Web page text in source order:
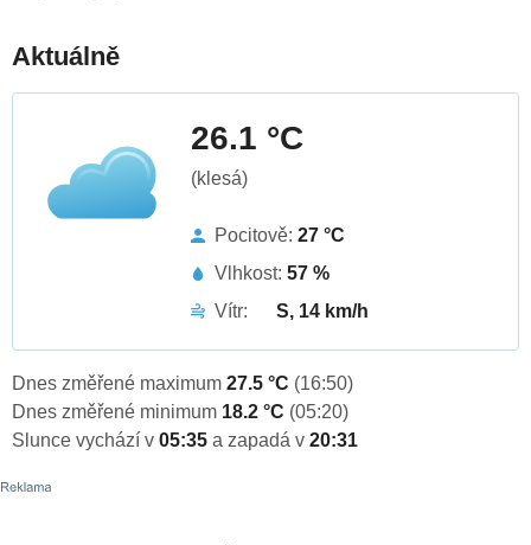
Aktuálně
26.1 °C
(klesá)
Pocitově: 27 °C
Vlhkost: 57 %
Vítr:
S, 14 km/h
Dnes změřené maximum 27.5 °C (16:50)
Dnes změřené minimum 18.2 °C (05:20)
Slunce vychází v 05:35 a zapadá v 20:31